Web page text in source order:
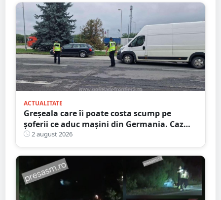
ACTUALITATE
Greșeala care îi poate costa scump pe
șoferii ce aduc mașini din Germania. Caz
descoperit în Satu Mare
2 august 2026